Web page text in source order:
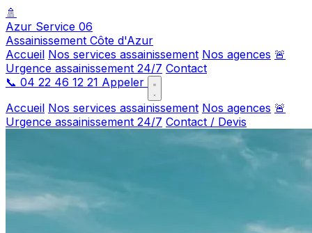
🚿
Azur Service 06
Assainissement Côte d'Azur
Accueil Nos services assainissement Nos agences 🚨
Urgence assainissement 24/7 Contact
📞 04 22 46 12 21 Appeler
Accueil Nos services assainissement Nos agences 🚨
Urgence assainissement 24/7 Contact / Devis